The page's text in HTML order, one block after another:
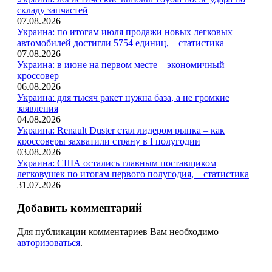
складу запчастей
07.08.2026
Украина: по итогам июля продажи новых легковых
автомобилей достигли 5754 единиц, – статистика
07.08.2026
Украина: в июне на первом месте – экономичный
кроссовер
06.08.2026
Украина: для тысяч ракет нужна база, а не громкие
заявления
04.08.2026
Украина: Renault Duster стал лидером рынка – как
кроссоверы захватили страну в I полугодии
03.08.2026
Украина: США остались главным поставщиком
легковушек по итогам первого полугодия, – статистика
31.07.2026
Добавить комментарий
Для публикации комментариев Вам необходимо
авторизоваться.